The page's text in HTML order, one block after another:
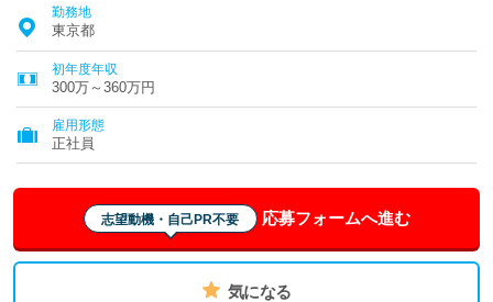
勤務地
東京都
初年度年収
300万～360万円
雇用形態
正社員
志望動機・自己PR不要 応募フォームへ進む
気になる